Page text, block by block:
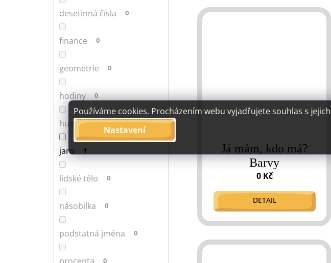
Používáme cookies. Procházením webu vyjadřujete souhlas s
Nastavení
desetinná čísla 0
finance 0
geometrie 0
hodiny 0
hudba 0
jaro 1
lidské tělo 0
násobilka 0
podstatná jména 0
procenta 0
Já mám, kdo má?
Barvy
0 Kč
DETAIL